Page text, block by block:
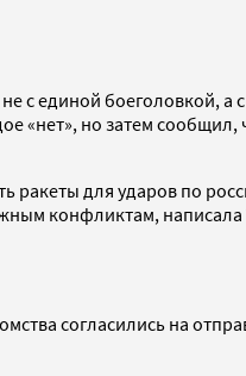
с единой боеголовкой,
«нет», но затем
ракеты для ударов по
конфликтам,
согласились на